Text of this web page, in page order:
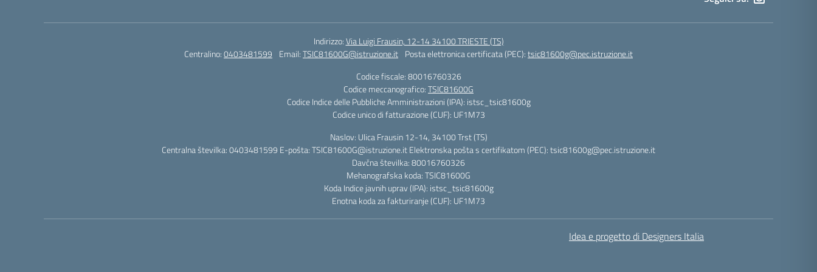
Indirizzo:Via Luigi Frausin, 12-14 34100 TRIESTE (TS)
Centralino:0403481599 Email:TSIC81600G@istruzione.it Posta elettronica certificata (PEC):tsic81600g@pec.istruzione.it
Codice fiscale: 80016760326
Codice meccanografico:TSIC81600G
Codice Indice delle Pubbliche Amministrazioni (IPA): istsc_tsic81600g
Codice unico di fatturazione (CUF): UF1M73
Naslov: Ulica Frausin 12-14, 34100 Trst (TS)
Centralna številka: 0403481599 E-pošta: TSIC81600G@istruzione.it Elektronska pošta s certifikatom (PEC): tsic81600g@pec.istruzione.it
Davčna številka: 80016760326
Mehanografska koda: TSIC81600G
Koda Indice javnih uprav (IPA): istsc_tsic81600g
Enotna koda za fakturiranje (CUF): UF1M73
Idea e progetto di Designers Italia